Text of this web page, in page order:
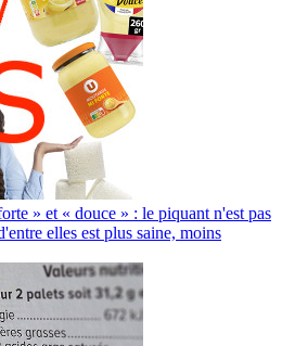
» et « douce » : le piquant n'est pas
elles est plus saine, moins